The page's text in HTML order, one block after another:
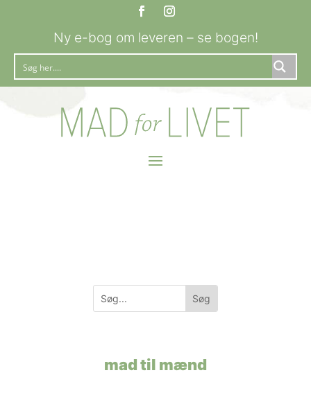
Ny e-bog om leveren – se bogen!
mad til mænd